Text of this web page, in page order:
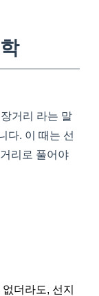
거리 라는 말
다. 이 때는 선
리로 풀어야
더라도, 선지